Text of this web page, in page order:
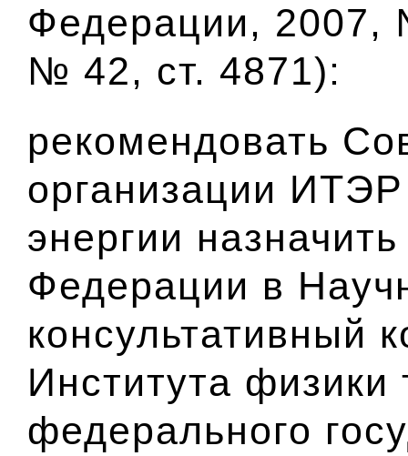
Федерации, 2007,
№ 42, ст. 4871):
рекомендовать
организации
энергии
Федерации в
консультативный
Института физики
федерального